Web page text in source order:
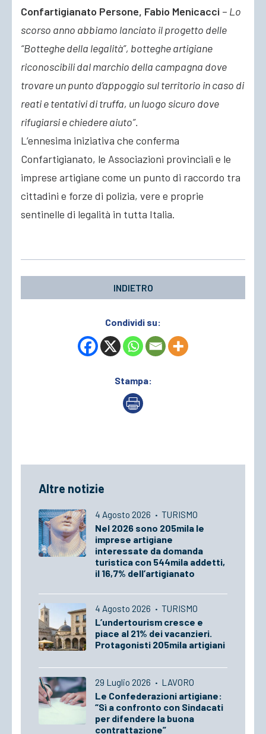
Confartigianato Persone, Fabio Menicacci – Lo
scorso anno abbiamo lanciato il progetto delle
“Botteghe della legalità”, botteghe artigiane
riconoscibili dal marchio della campagna dove
trovare un punto d’appoggio sul territorio in caso di
reati e tentativi di truffa, un luogo sicuro dove
rifugiarsi e chiedere aiuto”.
L’ennesima iniziativa che conferma
Confartigianato, le Associazioni provinciali e le
imprese artigiane come un punto di raccordo tra
cittadini e forze di polizia, vere e proprie
sentinelle di legalità in tutta Italia.
INDIETRO
Condividi su:
Stampa:
Altre notizie
4 Agosto 2026 · TURISMO
Nel 2026 sono 205mila le
imprese artigiane
interessate da domanda
turistica con 544mila addetti,
il 16,7% dell’artigianato
4 Agosto 2026 · TURISMO
L’undertourism cresce e
piace al 21% dei vacanzieri.
Protagonisti 205mila artigiani
29 Luglio 2026 · LAVORO
Le Confederazioni artigiane:
“Sì a confronto con Sindacati
per difendere la buona
contrattazione”